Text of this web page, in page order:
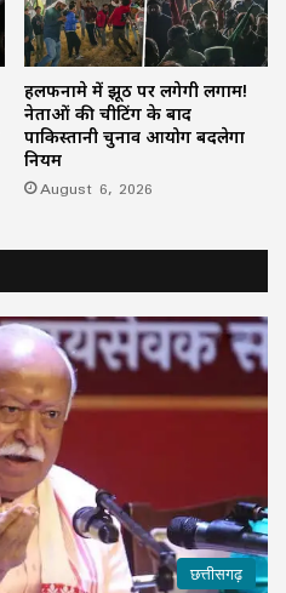
हलफनामे में झूठ पर लगेगी लगाम!
नेताओं की चीटिंग के बाद
पाकिस्तानी चुनाव आयोग बदलेगा
नियम
August 6, 2026
छत्तीसगढ़